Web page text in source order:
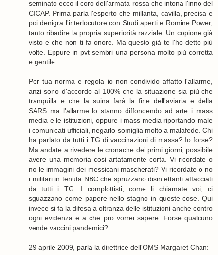
seminato ecco il coro dell'armata rossa che intona l'inno del
CICAP. Prima parla l'esperto che millanta, cavilla, precisa e
poi denigra l'interlocutore con Studi aperti e Romine Power,
tanto ribadire la propria superiorità razziale. Un copione già
visto e che non ti fa onore. Ma questo già te l'ho detto più
volte. Eppure in pvt sembri una persona molto più corretta
e gentile.
Per tua norma e regola io non condivido affatto l'allarme,
anzi sono d'accordo al 100% che la situazione sia più che
tranquilla e che la suina farà la fine dell'aviaria e della
SARS ma l'allarme lo stanno diffondendo ad arte i mass
media e le istituzioni, oppure i mass media riportando male
i comunicati ufficiali, negarlo somiglia molto a malafede. Chi
ha parlato da tutti i TG di vaccinazioni di massa? Io forse?
Ma andate a rivedere le cronache dei primi giorni, possibile
avere una memoria cosi artatamente corta. Vi ricordate o
no le immagini dei messicani mascherati? Vi ricordate o no
i militari in tenuta NBC che spruzzano disinfettanti affacciati
da tutti i TG. I complottisti, come li chiamate voi, ci
sguazzano come papere nello stagno in queste cose. Qui
invece si fa la difesa a oltranza delle istituzioni anche contro
ogni evidenza e a che pro vorrei sapere. Forse qualcuno
vende vaccini pandemici?
29 aprile 2009, parla la direttrice dell'OMS Margaret Chan: